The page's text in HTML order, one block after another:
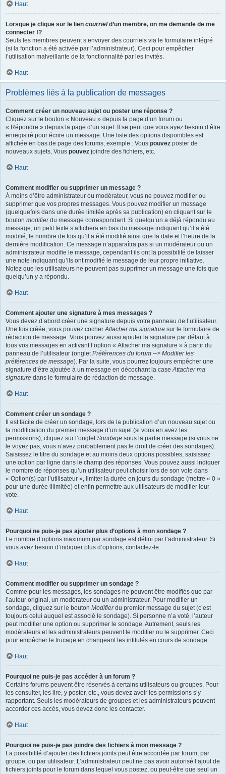
Haut
Lorsque je clique sur le lien courrield’un membre, on me demande de me
connecter !?
Seuls les membres peuvent s’envoyer des courriels via le formulaire intégré
(si la fonction a été activée par l’administrateur). Ceci pour empêcher
l’utilisation malveillante de la fonctionnalité par les invités.
Haut
Problèmes liés à la publication de messages
Comment créer un nouveau sujet ou poster une réponse ?
Cliquez sur le bouton « Nouveau » depuis la page d’un forum ou
« Répondre » depuis la page d’un sujet. Il se peut que vous ayez besoin d’être
enregistré pour écrire un message. Une liste des options disponibles est
affichée en bas de page des forums, exemple : Vous pouvez poster de
nouveaux sujets, Vous pouvez joindre des fichiers, etc.
Haut
Comment modifier ou supprimer un message ?
À moins d’être administrateur ou modérateur, vous ne pouvez modifier ou
supprimer que vos propres messages. Vous pouvez modifier un message
(quelquefois dans une durée limitée après sa publication) en cliquant sur le
bouton modifierdu message correspondant. Si quelqu’un a déjà répondu au
message, un petit texte s’affichera en bas du message indiquant qu’il a été
modifié, le nombre de fois qu’il a été modifié ainsi que la date et l’heure de la
dernière modification. Ce message n’apparaîtra pas si un modérateur ou un
administrateur modifie le message, cependant ils ont la possibilité de laisser
une note indiquant qu’ils ont modifié le message de leur propre initiative.
Notez que les utilisateurs ne peuvent pas supprimer un message une fois que
quelqu’un y a répondu.
Haut
Comment ajouter une signature à mes messages ?
Vous devez d’abord créer une signature depuis votre panneau de l’utilisateur.
Une fois créée, vous pouvez cocherAttacher ma signature sur le formulaire de
rédaction de message. Vous pouvez aussi ajouter la signature par défaut à
tous vos messages en activant l’option « Attacher ma signature » à partir du
panneau de l’utilisateur (ongletPréférences du forum --> Modifier les
préférences de message). Par la suite, vous pourrez toujours empêcher une
signature d’être ajoutée à un message en décochant la caseAttacher ma
signature dans le formulaire de rédaction de message.
Haut
Comment créer un sondage ?
Il est facile de créer un sondage, lors de la publication d’un nouveau sujet ou
la modification du premier message d’un sujet (si vous en avez les
permissions), cliquez sur l’ongletSondage sous la partie message (si vous ne
le voyez pas, vous n’avez probablement pas le droit de créer des sondages).
Saisissez le titre du sondage et au moins deux options possibles, saisissez
une option par ligne dans le champ des réponses. Vous pouvez aussi indiquer
le nombre de réponses qu’un utilisateur peut choisir lors de son vote dans
« Option(s) par l’utilisateur », limiter la durée en jours du sondage (mettre « 0 »
pour une durée illimitée) et enfin permettre aux utilisateurs de modifier leur
vote.
Haut
Pourquoi ne puis-je pas ajouter plus d’options à mon sondage ?
Le nombre d’options maximum par sondage est défini par l’administrateur. Si
vous avez besoin d’indiquer plus d’options, contactez-le.
Haut
Comment modifier ou supprimer un sondage ?
Comme pour les messages, les sondages ne peuvent être modifiés que par
l’auteur original, un modérateur ou un administrateur. Pour modifier un
sondage, cliquez sur le bouton Modifierdu premier message du sujet (c’est
toujours celui auquel est associé le sondage). Si personne n’a voté, l’auteur
peut modifier une option ou supprimer le sondage. Autrement, seuls les
modérateurs et les administrateurs peuvent le modifier ou le supprimer. Ceci
pour empêcher le trucage en changeant les intitulés en cours de sondage.
Haut
Pourquoi ne puis-je pas accéder à un forum ?
Certains forums peuvent être réservés à certains utilisateurs ou groupes. Pour
les consulter, les lire, y poster, etc., vous devez avoir les permissions s’y
rapportant. Seuls les modérateurs de groupes et les administrateurs peuvent
accorder ces accès, vous devez donc les contacter.
Haut
Pourquoi ne puis-je pas joindre des fichiers à mon message ?
La possibilité d’ajouter des fichiers joints peut être accordée par forum, par
groupe, ou par utilisateur. L’administrateur peut ne pas avoir autorisé l’ajout de
fichiers joints pour le forum dans lequel vous postez, ou peut-être que seul un